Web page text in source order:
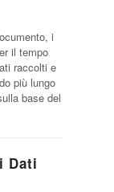
i
il tempo
raccolti e
più lungo
base del
Dati